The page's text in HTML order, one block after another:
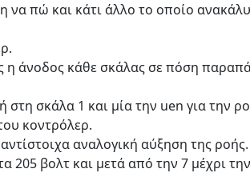
πώ και κάτι άλλο το οποίο
άνοδος κάθε σκάλας σε πόση
στη σκάλα 1 και μία την uen για την
κοντρόλερ.
αναλογική αύξηση της ροής.
205 βολτ και μετά από την 7 μέχρι